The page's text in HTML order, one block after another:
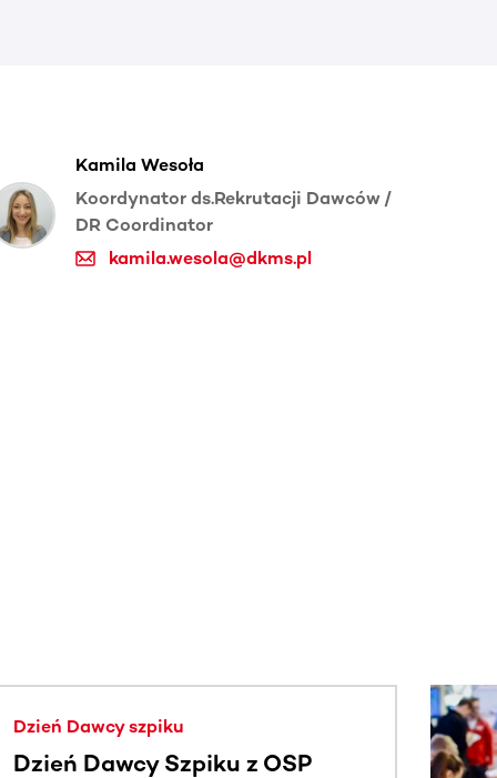
Kamila Wesoła
Koordynator ds.Rekrutacji Dawców /
DR Coordinator
kamila.wesola@dkms.pl
Dzień Dawcy szpiku
Dzień Dawcy Szpiku z OSP